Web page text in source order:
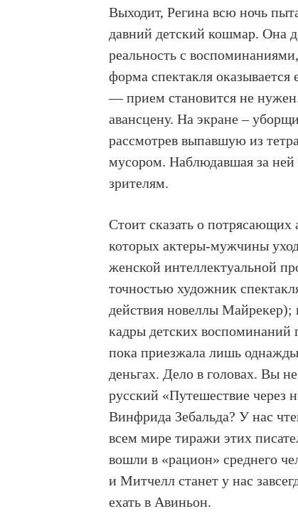
Выходит, Регина всю ночь
давний детский кошмар. Она
реальность с
форма спектакля
— прием становится не
авансцену. На экране –
рассмотрев выпавшую из
мусором. Наблюдавшая за ней
зрителям.
Стоит сказать о
которых актеры-мужчины
женской интеллектуальной
точностью художник
действия новеллы
кадры детских воспоминаний
пока приезжала лишь
деньгах. Дело в головах. Вы
русский «Путешествие через
Винфрида Зебальда? У нас
всем мире тиражи этих
вошли в «рацион» среднего
и Митчелл станет у нас
ехать в Авиньон.